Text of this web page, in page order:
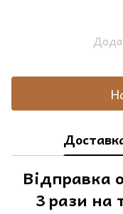
Відправка
3 рази